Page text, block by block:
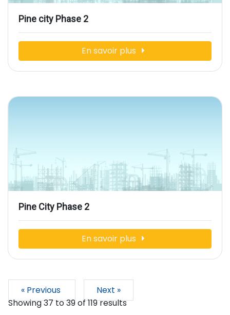
Pine city Phase 2
En savoir plus
Pine City Phase 2
En savoir plus
« Previous
Next »
Showing37to39of119results